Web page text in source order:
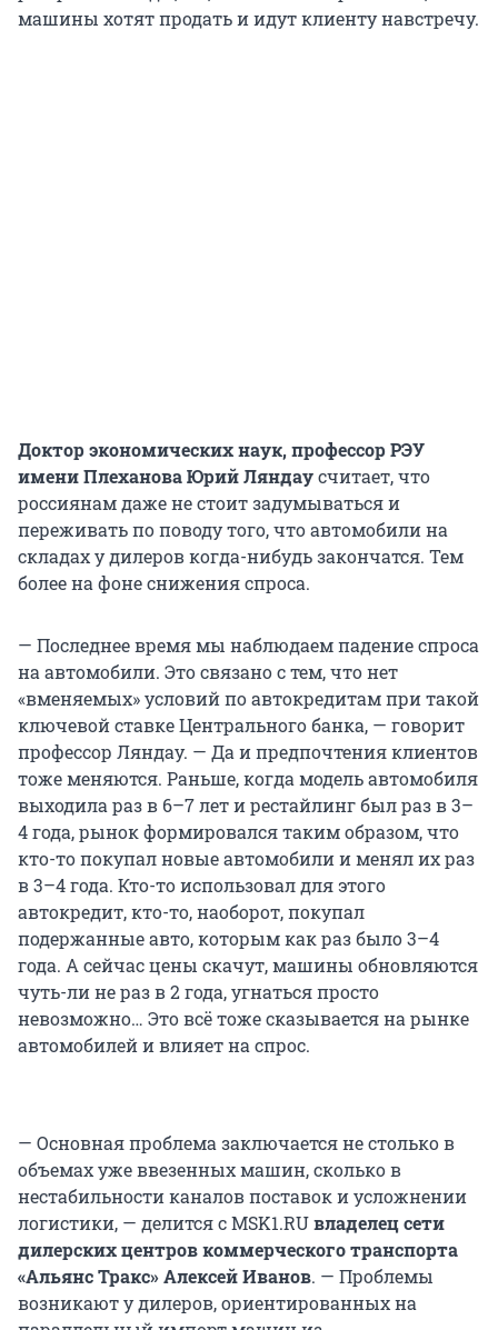
машины хотят продать и идут клиенту навстречу.
Доктор экономических наук, профессор РЭУ
имени Плеханова Юрий Ляндаусчитает, что
россиянам даже не стоит задумываться и
переживать по поводу того, что автомобили на
складах у дилеров когда-нибудь закончатся. Тем
более на фоне снижения спроса.
— Последнее время мы наблюдаем падение спроса
на автомобили. Это связано с тем, что нет
«вменяемых» условий по автокредитам при такой
ключевой ставке Центрального банка, — говорит
профессор Ляндау. — Да и предпочтения клиентов
тоже меняются. Раньше, когда модель автомобиля
выходила раз в 6–7 лет и рестайлинг был раз в 3–
4 года, рынок формировался таким образом, что
кто-то покупал новые автомобили и менял их раз
в 3–4 года. Кто-то использовал для этого
автокредит, кто-то, наоборот, покупал
подержанные авто, которым как раз было 3–4
года. А сейчас цены скачут, машины обновляются
чуть-ли не раз в 2 года, угнаться просто
невозможно… Это всё тоже сказывается на рынке
автомобилей и влияет на спрос.
— Основная проблема заключается не столько в
объемах уже ввезенных машин, сколько в
нестабильности каналов поставок и усложнении
логистики, — делится с MSK1.RUвладелец сети
дилерских центров коммерческого транспорта
«Альянс Тракс» Алексей Иванов. — Проблемы
возникают у дилеров, ориентированных на